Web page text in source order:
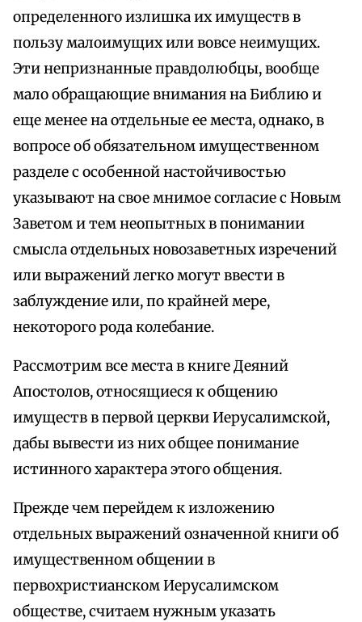
определенного излишка их имуществ в
пользу малоимущих или вовсе неимущих.
Эти непризнанные правдолюбцы, вообще
мало обращающие внимания на Библию и
еще менее на отдельные ее места, однако, в
вопросе об обязательном имущественном
разделе с особенной настойчивостью
указывают на свое мнимое согласие с Новым
Заветом и тем неопытных в понимании
смысла отдельных новозаветных изречений
или выражений легко могут ввести в
заблуждение или, по крайней мере,
некоторого рода колебание.
Рассмотрим все места в книге Деяний
Апостолов, относящиеся к общению
имуществ в первой церкви Иерусалимской,
дабы вывести из них общее понимание
истинного характера этого общения.
Прежде чем перейдем к изложению
отдельных выражений означенной книги об
имущественном общении в
первохристианском Иерусалимском
обществе, считаем нужным указать